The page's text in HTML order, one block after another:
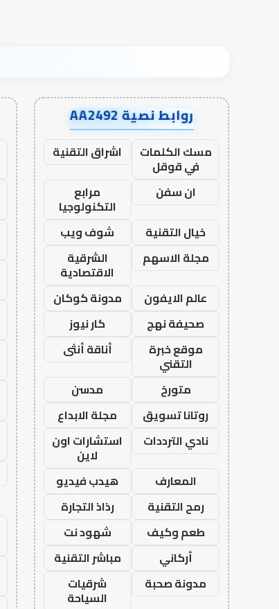
روابط نصية AA2492
مسك الكلمات
في قوقل
اشراق التقنية
ان سفن
مرابع
التكنولوجيا
خيال التقنية
شوف ويب
مجلة الاسهم
الشرقية
الاقتصادية
عالم الايفون
مدونة كوكان
صحيفة نهج
كار نيوز
موقع خبرة
التقني
أناقة أنثى
متورخ
مدسن
روتانا تسويق
مجلة الابداع
نادي الترددات
استشارات اون
لاين
المعارف
هيدب فيديو
رمح التقنية
رذاذ التجارة
طعم وكيف
شهود نت
أركاني
مباشر التقنية
مدونة صحبة
شرقيات
السياحة